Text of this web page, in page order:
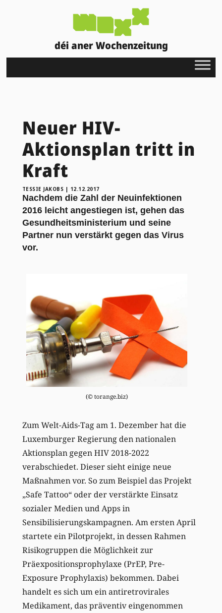
déi aner Wochenzeitung
Neuer HIV-
Aktionsplan tritt in
Kraft
TESSIE JAKOBS | 12.12.2017
Nachdem die Zahl der Neuinfektionen
2016 leicht angestiegen ist, gehen das
Gesundheitsministerium und seine
Partner nun verstärkt gegen das Virus
vor.
(© torange.biz)
Zum Welt-Aids-Tag am 1. Dezember hat die
Luxemburger Regierung den nationalen
Aktionsplan gegen HIV 2018-2022
verabschiedet. Dieser sieht einige neue
Maßnahmen vor. So zum Beispiel das Projekt
„Safe Tattoo“ oder der verstärkte Einsatz
sozialer Medien und Apps in
Sensibilisierungskampagnen. Am ersten April
startete ein Pilotprojekt, in dessen Rahmen
Risikogruppen die Möglichkeit zur
Präexpositionsprophylaxe (PrEP, Pre-
Exposure Prophylaxis) bekommen. Dabei
handelt es sich um ein antiretrovirales
Medikament, das präventiv eingenommen